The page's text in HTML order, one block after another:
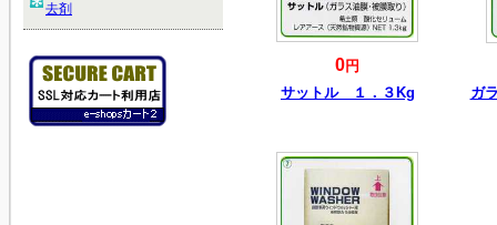
0円
サットル １．３Kg
ガ
去剤